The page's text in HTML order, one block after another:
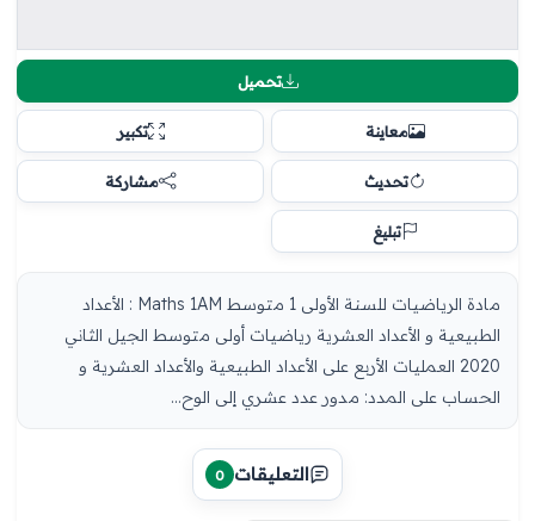
تحميل
معاينة تكبير
تحديث مشاركة
تبليغ
مادة الرياضيات للسنة الأولى 1 متوسط Maths 1AM : الأعداد
الطبيعية و الأعداد العشرية رياضيات أولى متوسط الجيل الثاني
2020 العمليات الأربع على الأعداد الطبيعية والأعداد العشرية و
الحساب على المدد: مدور عدد عشري إلى الوح...
التعليقات 0